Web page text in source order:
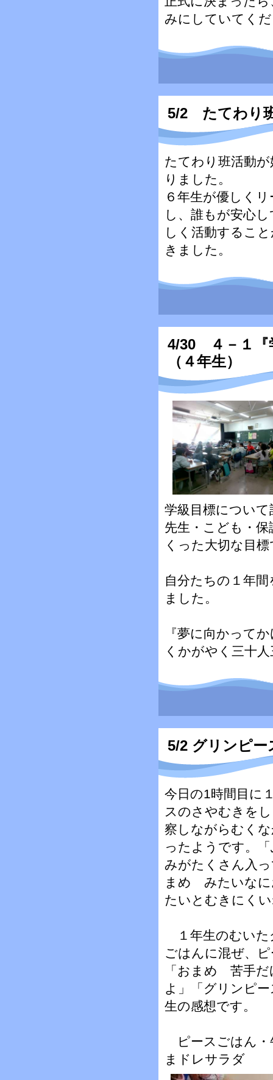
みにしていてく
5/2 たてわり
たてわり班活動が
りました。
６年生が優しくリ
し、誰もが安心し
しく活動するこ
きました。
4/30 ４－１『
（４年生）
学級目標につい
先生・こども・
くった大切な目
自分たちの１年
ました。
『夢に向かって
くかがやく三十
5/2 グリンピ
今日の1時間目に
スのさやむきを
察しながらむく
ったようです。
みがたくさん入
まめ みたいなに
たいとむきにく
１年生のむいた
ごはんに混ぜ、
「おまめ 苦手
よ」「グリンピ
生の感想です。
ピースごはん・
まドレサラダ